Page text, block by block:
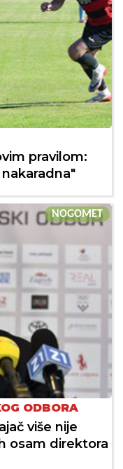
pravilom:
NOGOMET
ODBORA
više nije
osam direktora